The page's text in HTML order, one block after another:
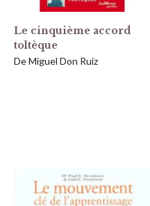
Le cinquième accord
toltèque
De Miguel Don Ruiz